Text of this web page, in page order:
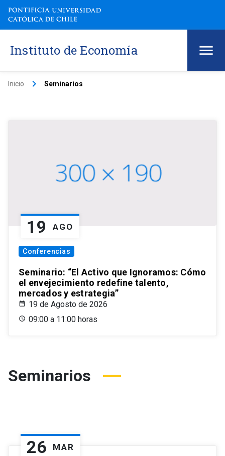
Instituto de Economía
Inicio keyboard_arrow_right Seminarios
19 AGO
Conferencias
Seminario: “El Activo que Ignoramos: Cómo
el envejecimiento redefine talento,
mercados y estrategia”
19 de Agosto de 2026
09:00 a 11:00 horas
Seminarios
26 MAR